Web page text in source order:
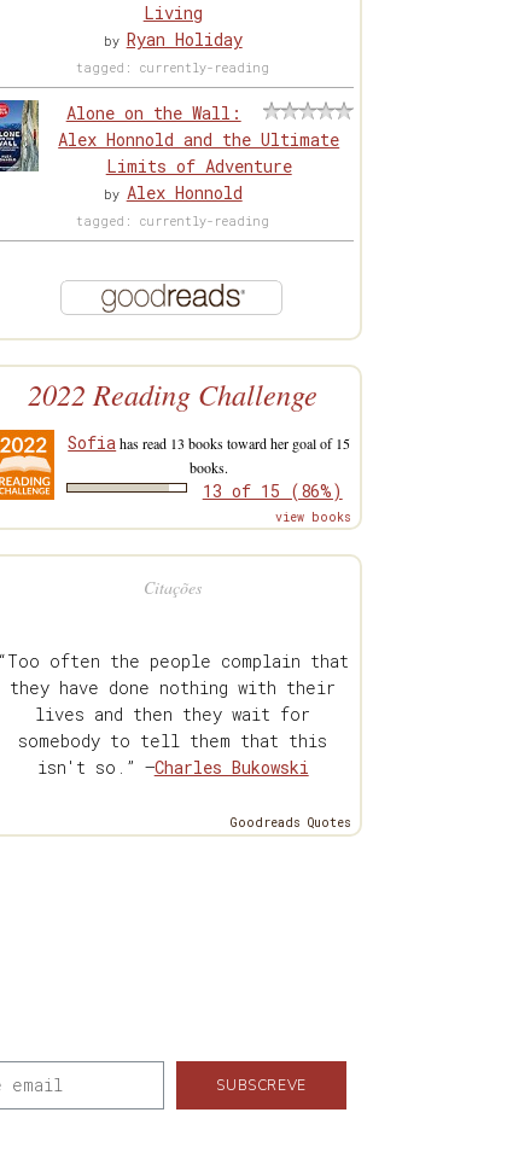
Living
by Ryan Holiday
tagged: currently-reading
Alone on the Wall:
Alex Honnold and the Ultimate
Limits of Adventure
by Alex Honnold
tagged: currently-reading
2022 Reading Challenge
Sofiahas read 13 books toward her goal of 15
books.
13 of 15 (86%)
view books
Citações
“Too often the people complain that
they have done nothing with their
lives and then they wait for
somebody to tell them that this
isn't so.” —Charles Bukowski
Goodreads Quotes
SUBSCREVE